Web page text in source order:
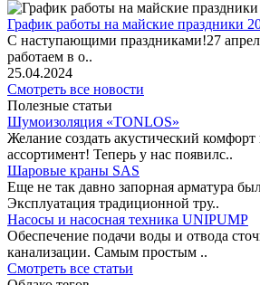
График работы на майские праздники
С наступающими праздниками!27
работаем в о..
25.04.2024
Смотреть все новости
Полезные статьи
Шумоизоляция «TONLOS»
Желание создать акустический
ассортимент! Теперь у нас появилс..
Шаровые краны SAS
Еще не так давно запорная арматура
Эксплуатация традиционной тру..
Насосы и насосная техника UNIPUMP
Обеспечение подачи воды и отвода
канализации. Самым простым ..
Смотреть все статьи